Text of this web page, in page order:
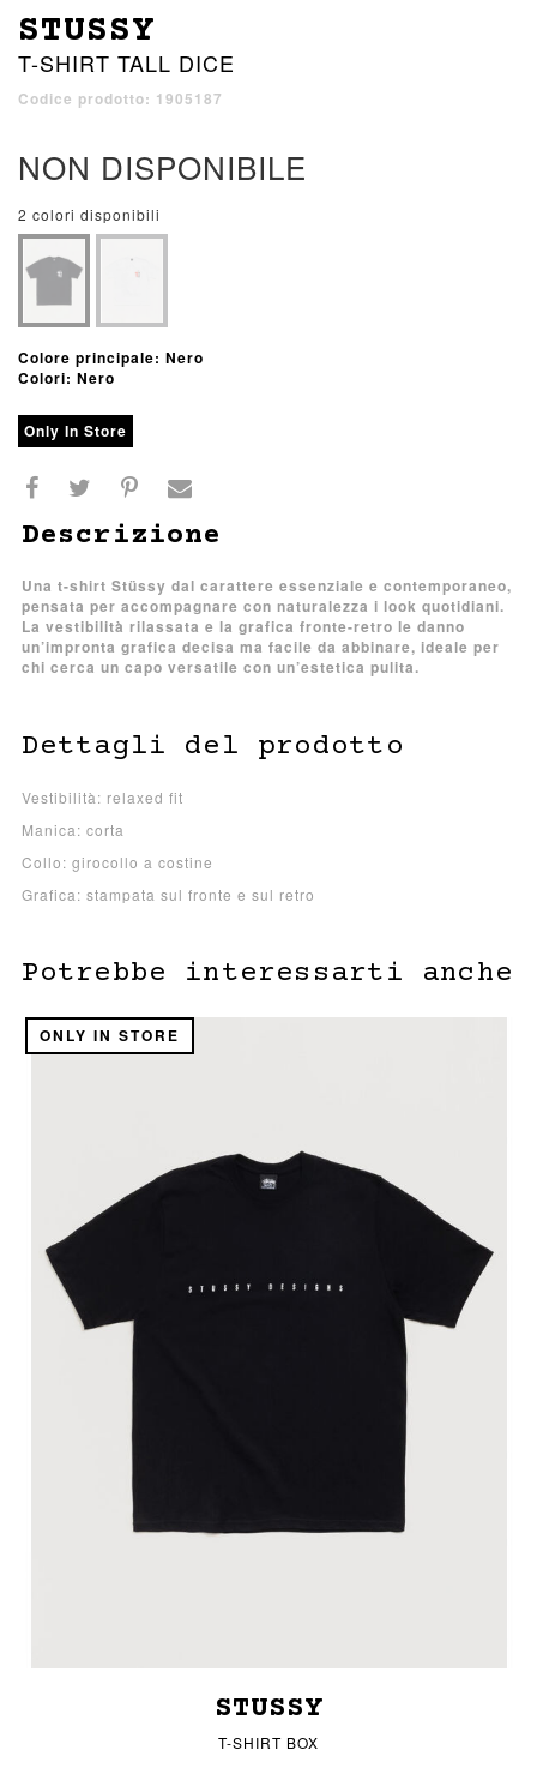
STUSSY
T-SHIRT TALL DICE
Codice prodotto: 1905187
NON DISPONIBILE
2 colori disponibili
Colore principale: Nero
Colori: Nero
Only In Store
Descrizione
Una t-shirt Stüssy dal carattere essenziale e contemporaneo,
pensata per accompagnare con naturalezza i look quotidiani.
La vestibilità rilassata e la grafica fronte-retro le danno
un’impronta grafica decisa ma facile da abbinare, ideale per
chi cerca un capo versatile con un’estetica pulita.
Dettagli del prodotto
Vestibilità: relaxed fit
Manica: corta
Collo: girocollo a costine
Grafica: stampata sul fronte e sul retro
Potrebbe interessarti anche
STUSSY
T-SHIRT BOX
ONLY IN STORE